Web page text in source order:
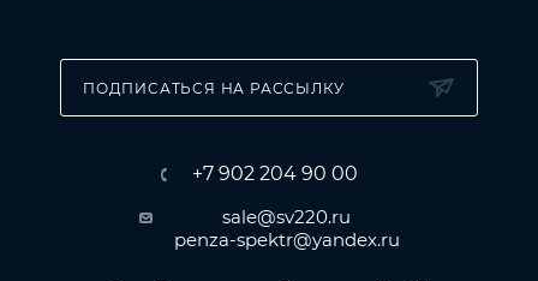
ПОДПИСАТЬСЯ НА РАССЫЛКУ
+7 902 204 90 00
sale@sv220.ru
penza-spektr@yandex.ru